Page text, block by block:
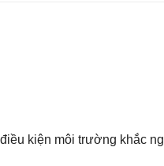
kiện môi trường khắc